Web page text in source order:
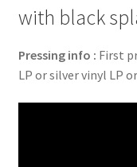
with black
Pressing info : First
LP or silver vinyl LP